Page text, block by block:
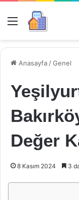
Menü
Anasayfa /Genel
Değer
8 Kasım 2024 3